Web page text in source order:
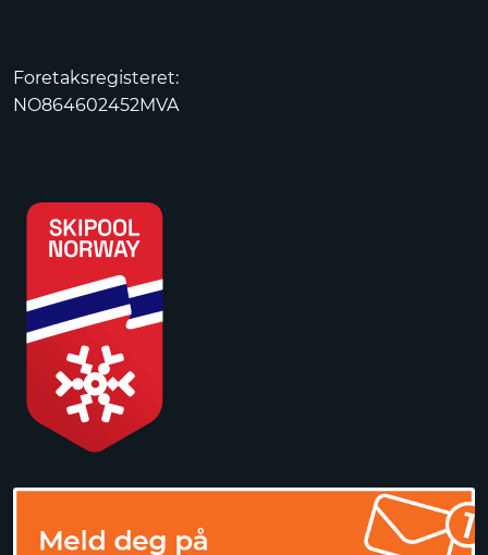
Foretaksregisteret:
NO864602452MVA